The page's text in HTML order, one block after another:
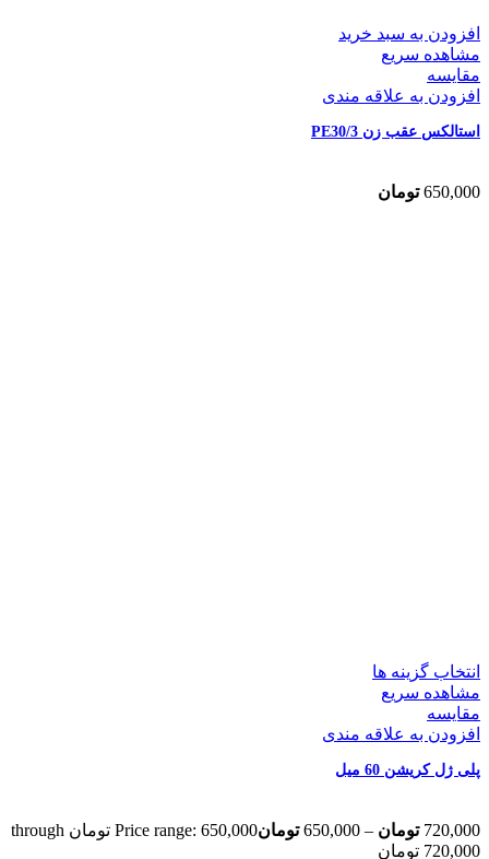
افزودن به سبد خرید
مشاهده سریع
مقایسه
افزودن به علاقه مندی
استالکس عقب زن PE30/3
650,000 تومان
انتخاب گزینه ها
مشاهده سریع
مقایسه
افزودن به علاقه مندی
پلی ژل کریشن 60 میل
720,000 تومان –
650,000 تومان
Price range: 650,000 تومان through
720,000 تومان